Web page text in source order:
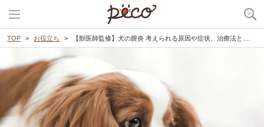
TOP お役立ち 【獣医師監修】犬の膣炎 考えられる原因や症状、治療法と予防法